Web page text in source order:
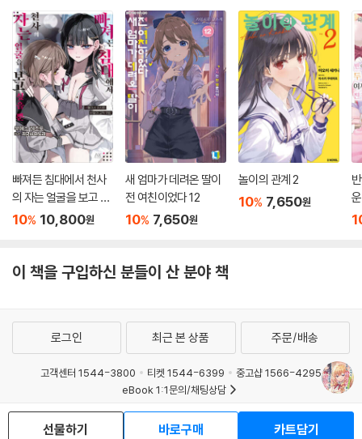
빠져든 침대에서 천사
의 자는 얼굴을 보고 싶
을 뿐
10% 10,800원
새 엄마가 데려온 딸이
전 여친이었다 12
10% 7,650원
놀이의 관계 2
10% 7,650원
이 책을 구입하신 분들이 산 분야 책
선물하기 바로구매 카트담기
로그인 최근 본 상품 주문/배송
고객센터 1544-3800 티켓 1544-6399
중고샵 1566-4295
eBook 1:1문의/채팅상담
예스이십사(주) 사업자 정보